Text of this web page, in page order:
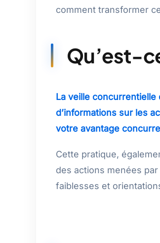
comment transformer
Qu’est-
La veille concurrentielle
d’informations sur les
votre avantage
Cette pratique,
des actions menées
faiblesses et